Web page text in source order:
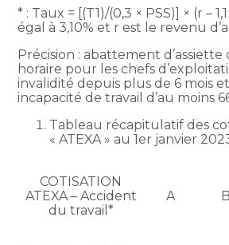
* : Taux = [(T1)/(0,3 × PSS)] × (r –
égal à 3,10% et r est le revenu
Précision : abattement d’assiette
horaire pour les chefs
invalidité depuis plus de 6 mois
incapacité de travail d’au moins
Tableau récapitulatif des
« ATEXA » au 1er janvier
COTISATION
ATEXA – Accident
du travail*
A B